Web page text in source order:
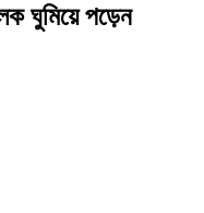
ঘুমিয়ে পড়েন